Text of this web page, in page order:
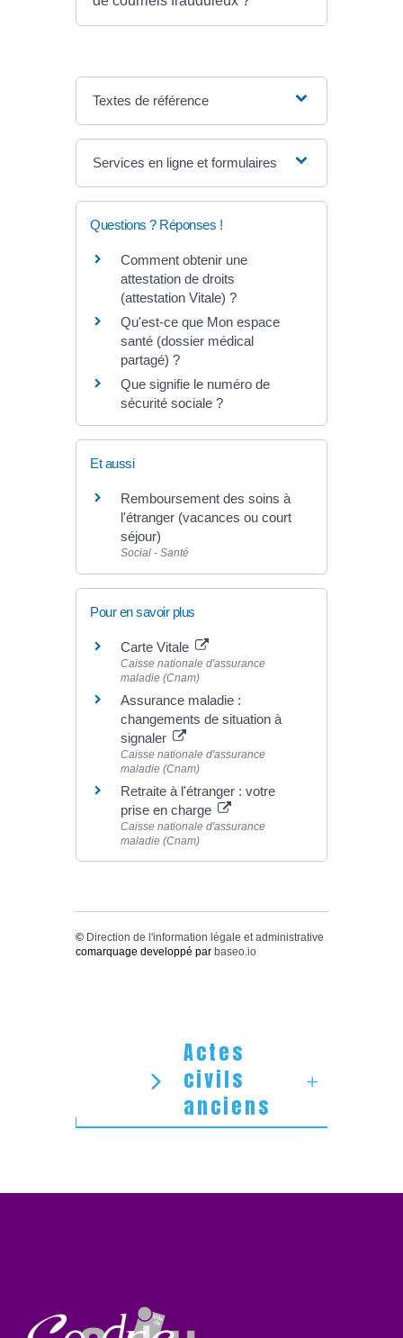
Textes de référence
Services en ligne et formulaires
Questions ? Réponses !
Comment obtenir une
attestation de droits
(attestation Vitale) ?
Qu'est-ce que Mon espace
santé (dossier médical
partagé) ?
Que signifie le numéro de
sécurité sociale ?
Et aussi
Remboursement des soins à
l'étranger (vacances ou court
séjour)
Social - Santé
Pour en savoir plus
Carte Vitale
Caisse nationale d'assurance
maladie (Cnam)
Assurance maladie :
changements de situation à
signaler
Caisse nationale d'assurance
maladie (Cnam)
Retraite à l'étranger : votre
prise en charge
Caisse nationale d'assurance
maladie (Cnam)
© Direction de l'information légale et administrative
comarquage developpé par baseo.io
Actes
civils
anciens